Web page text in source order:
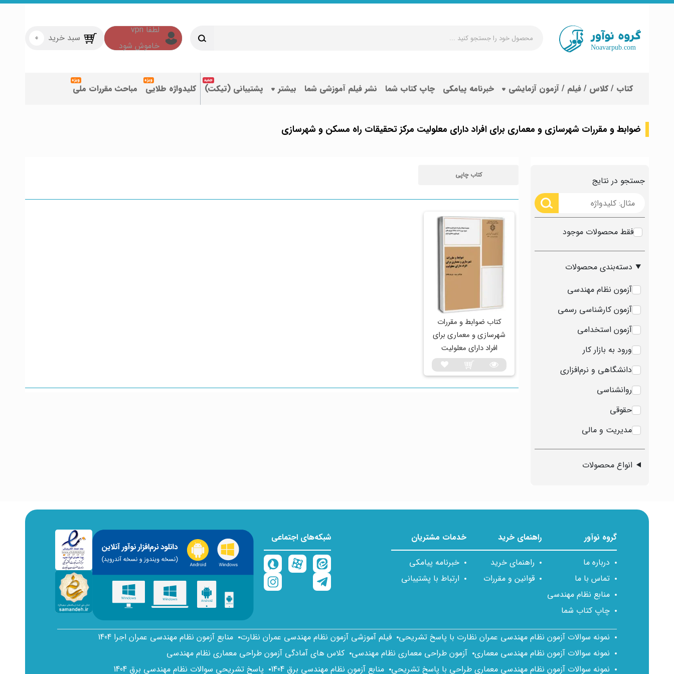
جستجو
کنید
سبد خرید 0
کتاب / کلاس / فیلم / آزمون آزمایشی خبرنامه پیامکی چاپ کتاب شما نشر فیلم آموزشی شما بیشتر پشتیبانی (تیکت) کلیدواژه طلایی مباحث مقررات ملی
ضوابط و مقررات شهرسازی و معماری برای افراد دارای معلولیت مرکز تحقیقات راه مسکن و شهرسازی
جستجو در نتایج
فقط محصولات موجود
دسته‌بندی محصولات
آزمون نظام مهندسی
آزمون کارشناسی رسمی
آزمون استخدامی
ورود به بازار کار
دانشگاهی و نرم‌افزاری
روانشناسی
حقوقی
مدیریت و مالی
انواع محصولات
کتاب چاپی
کتاب ضوابط و مقررات
شهرسازی و معماری برای
افراد دارای معلولیت
گروه نوآور
درباره ما
تماس با ما
منابع نظام مهندسی
چاپ کتاب شما
راهنمای خرید
راهنمای خرید
قوانین و مقررات
خدمات مشتریان
خبرنامه پیامکی
ارتباط با پشتیبانی
شبکه‌های اجتماعی
نمونه سوالات آزمون نظام مهندسی عمران نظارت با پاسخ تشریحی فیلم آموزشی آزمون نظام مهندسی عمران نظارت منابع آزمون نظام مهندسی عمران اجرا 1404
نمونه سوالات آزمون نظام مهندسی معماری آزمون طراحی معماری نظام مهندسی کلاس های آمادگی آزمون طراحی معماری نظام مهندسی
نمونه سوالات آزمون نظام مهندسی معماری طراحی با پاسخ تشریحی منابع آزمون نظام مهندسی برق 1404 پاسخ تشریحی سوالات نظام مهندسی برق 1404